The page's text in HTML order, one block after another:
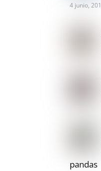
4 junio,
pandas